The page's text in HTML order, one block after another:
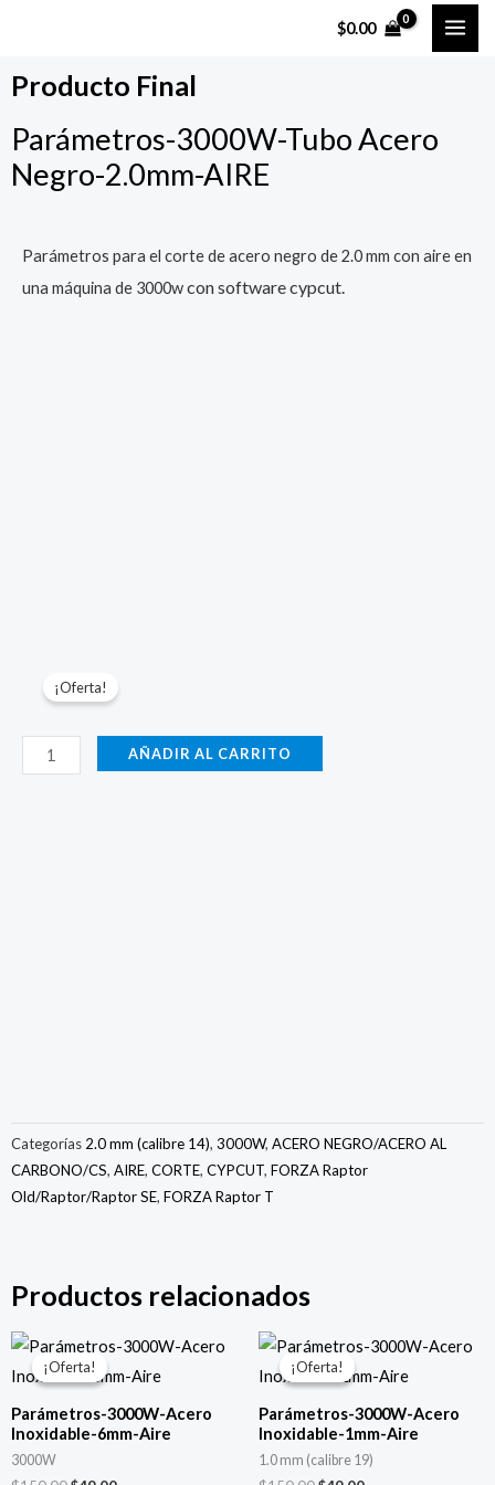
contenido
$0.00
Producto Final
Parámetros-3000W-Tubo Acero
Negro-2.0mm-AIRE
Parámetros para el corte de acero negro de 2.0 mm con aire en
una máquina de 3000wcon software cypcut.
¡Oferta!
Parámetros-
3000W-
AÑADIR AL CARRITO
Categorías 2.0 mm (calibre 14), 3000W, ACERO NEGRO/ACERO AL
CARBONO/CS, AIRE, CORTE, CYPCUT, FORZA Raptor
Old/Raptor/Raptor SE, FORZA Raptor T
Productos relacionados
¡Oferta!
¡Oferta!
Parámetros-3000W-Acero
Inoxidable-6mm-Aire
3000W
El
precio
original
$150.00.
El
precio
actual
$49.00.
¡Oferta!
¡Oferta!
Parámetros-3000W-Acero
Inoxidable-1mm-Aire
1.0 mm (calibre 19)
El
precio
original
$150.00.
El
precio
actual
$49.00.